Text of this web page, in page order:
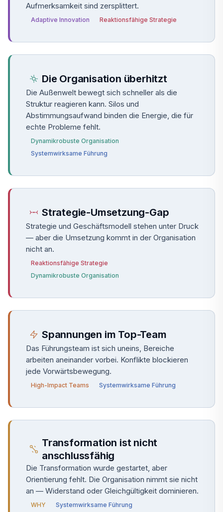
Aufmerksamkeit sind zersplittert.
Adaptive Innovation Reaktionsfähige Strategie
Die Organisation überhitzt
Die Außenwelt bewegt sich schneller als die
Struktur reagieren kann. Silos und
Abstimmungsaufwand binden die Energie, die für
echte Probleme fehlt.
Dynamikrobuste Organisation
Systemwirksame Führung
Strategie-Umsetzung-Gap
Strategie und Geschäftsmodell stehen unter Druck
— aber die Umsetzung kommt in der Organisation
nicht an.
Reaktionsfähige Strategie
Dynamikrobuste Organisation
Spannungen im Top-Team
Das Führungsteam ist sich uneins, Bereiche
arbeiten aneinander vorbei. Konflikte blockieren
jede Vorwärtsbewegung.
High-Impact Teams Systemwirksame Führung
Transformation ist nicht
anschlussfähig
Die Transformation wurde gestartet, aber
Orientierung fehlt. Die Organisation nimmt sie nicht
an — Widerstand oder Gleichgültigkeit dominieren.
WHY Systemwirksame Führung